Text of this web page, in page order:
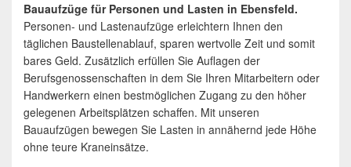
Bauaufzüge für Personen und Lasten in Ebensfeld.
Personen- und Lastenaufzüge erleichtern Ihnen den
täglichen Baustellenablauf, sparen wertvolle Zeit und somit
bares Geld. Zusätzlich erfüllen Sie Auflagen der
Berufsgenossenschaften in dem Sie Ihren Mitarbeitern oder
Handwerkern einen bestmöglichen Zugang zu den höher
gelegenen Arbeitsplätzen schaffen. Mit unseren
Bauaufzügen bewegen Sie Lasten in annähernd jede Höhe
ohne teure Kraneinsätze.